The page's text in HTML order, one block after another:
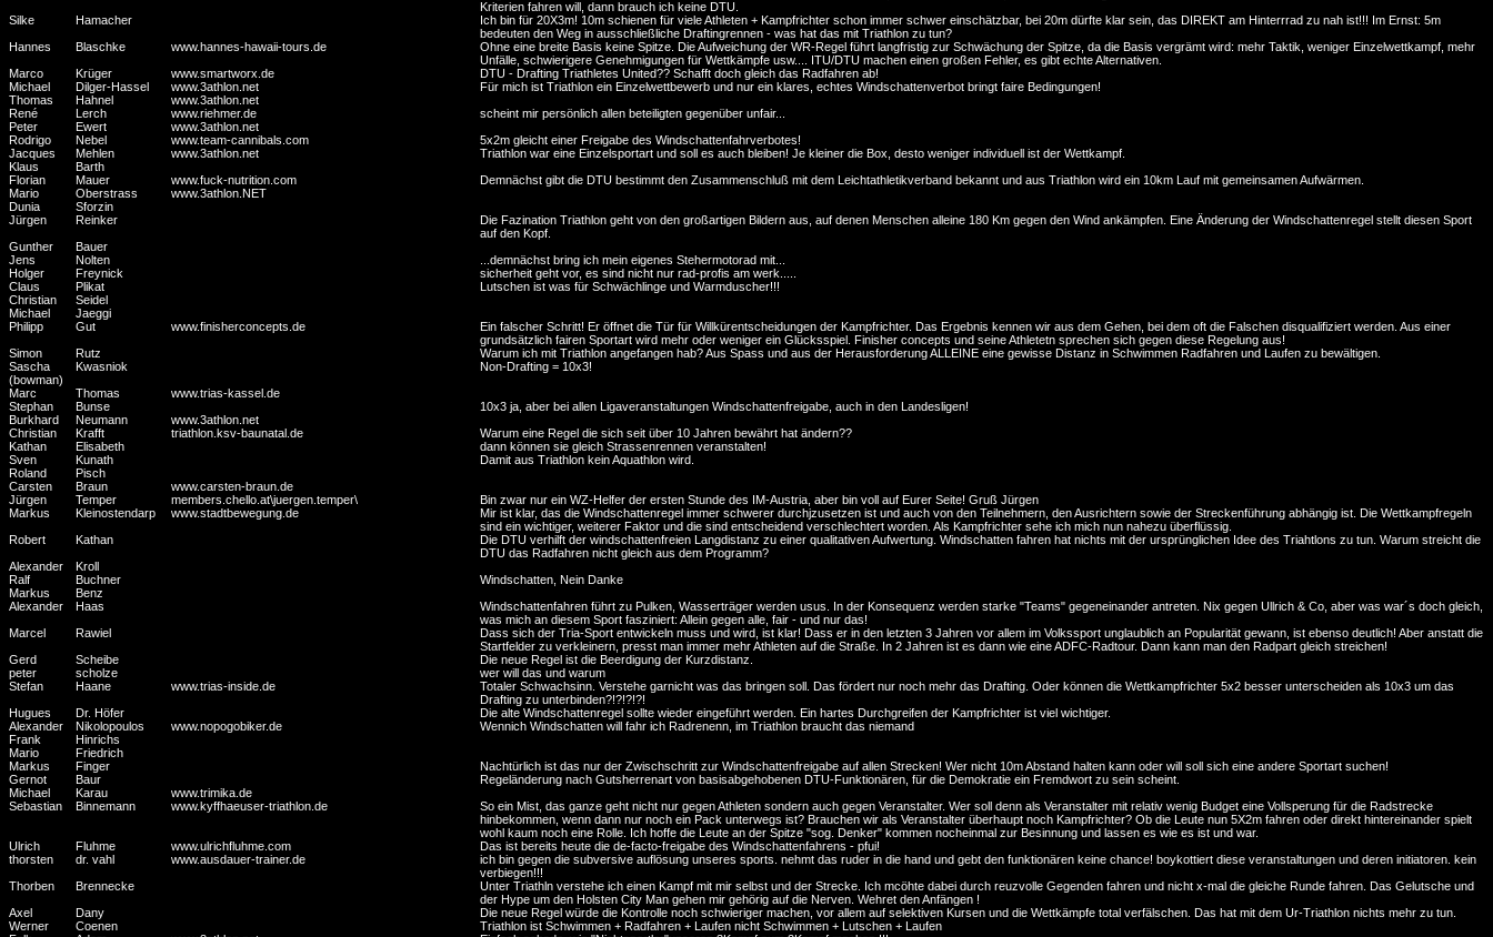
Kriterien fahren will, dann brauch ich keine DTU.
Silke
Hamacher
Ich bin für 20X3m! 10m schienen für viele Athleten + Kampfrichter schon immer schwer einschätzbar, bei 20m dürfte klar sein, das DIREKT am Hinterrrad zu nah ist!!! Im Ernst: 5m
bedeuten den Weg in ausschließliche Draftingrennen - was hat das mit Triathlon zu tun?
Hannes
Blaschke www.hannes-hawaii-tours.de
Ohne eine breite Basis keine Spitze. Die Aufweichung der WR-Regel führt langfristig zur Schwächung der Spitze, da die Basis vergrämt wird: mehr Taktik, weniger Einzelwettkampf, mehr
Unfälle, schwierigere Genehmigungen für Wettkämpfe usw.... ITU/DTU machen einen großen Fehler, es gibt echte Alternativen.
Marco
Krüger www.smartworx.de
DTU - Drafting Triathletes United?? Schafft doch gleich das Radfahren ab!
Michael
Dilger-Hassel www.3athlon.net
Für mich ist Triathlon ein Einzelwettbewerb und nur ein klares, echtes Windschattenverbot bringt faire Bedingungen!
Thomas
Hahnel
www.3athlon.net
René
Lerch www.riehmer.de
scheint mir persönlich allen beteiligten gegenüber unfair...
Peter
Ewert
www.3athlon.net
Rodrigo
Nebel www.team-cannibals.com
5x2m gleicht einer Freigabe des Windschattenfahrverbotes!
Jacques
Mehlen www.3athlon.net
Triathlon war eine Einzelsportart und soll es auch bleiben! Je kleiner die Box, desto weniger individuell ist der Wettkampf.
Klaus
Barth
Florian
Mauer www.fuck-nutrition.com
Demnächst gibt die DTU bestimmt den Zusammenschluß mit dem Leichtathletikverband bekannt und aus Triathlon wird ein 10km Lauf mit gemeinsamen Aufwärmen.
Mario
Oberstrass
www.3athlon.NET
Dunia
Sforzin
Jürgen
Reinker
Die Fazination Triathlon geht von den großartigen Bildern aus, auf denen Menschen alleine 180 Km gegen den Wind ankämpfen. Eine Änderung der Windschattenregel stellt diesen Sport
auf den Kopf.
Gunther
Bauer
Jens
Nolten
...demnächst bring ich mein eigenes Stehermotorad mit...
Holger
Freynick
sicherheit geht vor, es sind nicht nur rad-profis am werk.....
Claus
Plikat
Lutschen ist was für Schwächlinge und Warmduscher!!!
Christian
Seidel
Michael
Jaeggi
Philipp
Gut www.finisherconcepts.de
Ein falscher Schritt! Er öffnet die Tür für Willkürentscheidungen der Kampfrichter. Das Ergebnis kennen wir aus dem Gehen, bei dem oft die Falschen disqualifiziert werden. Aus einer
grundsätzlich fairen Sportart wird mehr oder weniger ein Glücksspiel. Finisher concepts und seine Athletetn sprechen sich gegen diese Regelung aus!
Simon
Rutz
Warum ich mit Triathlon angefangen hab? Aus Spass und aus der Herausforderung ALLEINE eine gewisse Distanz in Schwimmen Radfahren und Laufen zu bewältigen.
Sascha
(bowman)
Kwasniok
Non-Drafting = 10x3!
Marc
Thomas
www.trias-kassel.de
Stephan
Bunse
10x3 ja, aber bei allen Ligaveranstaltungen Windschattenfreigabe, auch in den Landesligen!
Burkhard
Neumann
www.3athlon.net
Christian
Krafft triathlon.ksv-baunatal.de
Warum eine Regel die sich seit über 10 Jahren bewährt hat ändern??
Kathan
Elisabeth
dann können sie gleich Strassenrennen veranstalten!
Sven
Kunath
Damit aus Triathlon kein Aquathlon wird.
Roland
Pisch
Carsten
Braun
www.carsten-braun.de
Jürgen
Temper members.chello.at\juergen.temper\
Bin zwar nur ein WZ-Helfer der ersten Stunde des IM-Austria, aber bin voll auf Eurer Seite! Gruß Jürgen
Markus
Kleinostendarp www.stadtbewegung.de
Mir ist klar, das die Windschattenregel immer schwerer durchjzusetzen ist und auch von den Teilnehmern, den Ausrichtern sowie der Streckenführung abhängig ist. Die Wettkampfregeln
sind ein wichtiger, weiterer Faktor und die sind entscheidend verschlechtert worden. Als Kampfrichter sehe ich mich nun nahezu überflüssig.
Robert
Kathan
Die DTU verhilft der windschattenfreien Langdistanz zu einer qualitativen Aufwertung. Windschatten fahren hat nichts mit der ursprünglichen Idee des Triahtlons zu tun. Warum streicht die
DTU das Radfahren nicht gleich aus dem Programm?
Alexander
Kroll
Ralf
Buchner
Windschatten, Nein Danke
Markus
Benz
Alexander
Haas
Windschattenfahren führt zu Pulken, Wasserträger werden usus. In der Konsequenz werden starke "Teams" gegeneinander antreten. Nix gegen Ullrich & Co, aber was war´s doch gleich,
was mich an diesem Sport fasziniert: Allein gegen alle, fair - und nur das!
Marcel
Rawiel
Dass sich der Tria-Sport entwickeln muss und wird, ist klar! Dass er in den letzten 3 Jahren vor allem im Volkssport unglaublich an Popularität gewann, ist ebenso deutlich! Aber anstatt die
Startfelder zu verkleinern, presst man immer mehr Athleten auf die Straße. In 2 Jahren ist es dann wie eine ADFC-Radtour. Dann kann man den Radpart gleich streichen!
Gerd
Scheibe
Die neue Regel ist die Beerdigung der Kurzdistanz.
peter
scholze
wer will das und warum
Stefan
Haane www.trias-inside.de
Totaler Schwachsinn. Verstehe garnicht was das bringen soll. Das fördert nur noch mehr das Drafting. Oder können die Wettkampfrichter 5x2 besser unterscheiden als 10x3 um das
Drafting zu unterbinden?!?!?!?!
Hugues
Dr. Höfer
Die alte Windschattenregel sollte wieder eingeführt werden. Ein hartes Durchgreifen der Kampfrichter ist viel wichtiger.
Alexander
Nikolopoulos www.nopogobiker.de
Wennich Windschatten will fahr ich Radrenenn, im Triathlon braucht das niemand
Frank
Hinrichs
Mario
Friedrich
Markus
Finger
Nachtürlich ist das nur der Zwischschritt zur Windschattenfreigabe auf allen Strecken! Wer nicht 10m Abstand halten kann oder will soll sich eine andere Sportart suchen!
Gernot
Baur
Regeländerung nach Gutsherrenart von basisabgehobenen DTU-Funktionären, für die Demokratie ein Fremdwort zu sein scheint.
Michael
Karau
www.trimika.de
Sebastian
Binnemann www.kyffhaeuser-triathlon.de
So ein Mist, das ganze geht nicht nur gegen Athleten sondern auch gegen Veranstalter. Wer soll denn als Veranstalter mit relativ wenig Budget eine Vollsperung für die Radstrecke
hinbekommen, wenn dann nur noch ein Pack unterwegs ist? Brauchen wir als Veranstalter überhaupt noch Kampfrichter? Ob die Leute nun 5X2m fahren oder direkt hintereinander spielt
wohl kaum noch eine Rolle. Ich hoffe die Leute an der Spitze "sog. Denker" kommen nocheinmal zur Besinnung und lassen es wie es ist und war.
Ulrich
Fluhme www.ulrichfluhme.com
Das ist bereits heute die de-facto-freigabe des Windschattenfahrens - pfui!
thorsten
dr. vahl www.ausdauer-trainer.de
ich bin gegen die subversive auflösung unseres sports. nehmt das ruder in die hand und gebt den funktionären keine chance! boykottiert diese veranstaltungen und deren initiatoren. kein
verbiegen!!!
Thorben
Brennecke
Unter Triathln verstehe ich einen Kampf mit mir selbst und der Strecke. Ich mcöhte dabei durch reuzvolle Gegenden fahren und nicht x-mal die gleiche Runde fahren. Das Gelutsche und
der Hype um den Holsten City Man gehen mir gehörig auf die Nerven. Wehret den Anfängen !
Axel
Dany
Die neue Regel würde die Kontrolle noch schwieriger machen, vor allem auf selektiven Kursen und die Wettkämpfe total verfälschen. Das hat mit dem Ur-Triathlon nichts mehr zu tun.
Werner
Coenen
Triathlon ist Schwimmen + Radfahren + Laufen nicht Schwimmen + Lutschen + Laufen